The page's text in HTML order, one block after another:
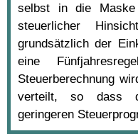
selbst in die
steuerlicher
grundsätzlich der
eine
Steuerberechnung
verteilt, so dass
geringeren